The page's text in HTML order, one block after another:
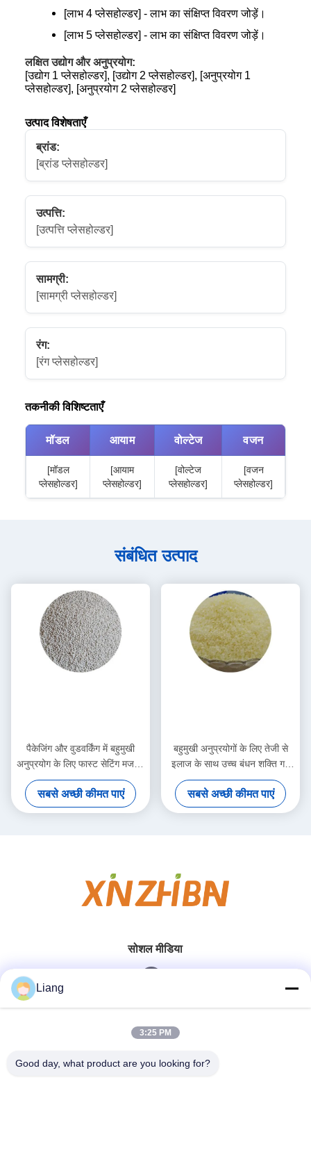
[लाभ 4 प्लेसहोल्डर] - लाभ का संक्षिप्त विवरण जोड़ें।
[लाभ 5 प्लेसहोल्डर] - लाभ का संक्षिप्त विवरण जोड़ें।
लक्षित उद्योग और अनुप्रयोग:
[उद्योग 1 प्लेसहोल्डर], [उद्योग 2 प्लेसहोल्डर], [अनुप्रयोग 1
प्लेसहोल्डर], [अनुप्रयोग 2 प्लेसहोल्डर]
उत्पाद विशेषताएँ
ब्रांड:
[ब्रांड प्लेसहोल्डर]
उत्पत्ति:
[उत्पत्ति प्लेसहोल्डर]
सामग्री:
[सामग्री प्लेसहोल्डर]
रंग:
[रंग प्लेसहोल्डर]
तकनीकी विशिष्टताएँ
मॉडल आयाम वोल्टेज वजन
[मॉडल
प्लेसहोल्डर]
[आयाम
प्लेसहोल्डर]
[वोल्टेज
प्लेसहोल्डर]
[वजन
प्लेसहोल्डर]
संबंधित उत्पाद
पैकेजिंग और वुडवर्किंग में बहुमुखी
अनुप्रयोग के लिए फास्ट सेटिंग मजबूत
आसंजन हॉट मेल्ट एडहेसिव
सबसे अच्छी कीमत पाएं
बहुमुखी अनुप्रयोगों के लिए तेजी से
इलाज के साथ उच्च बंधन शक्ति गर्म
पिघल चिपकने वाला
सबसे अच्छी कीमत पाएं
सोशल मीडिया
त्वरित संपर्क करें
Liang
3:25 PM
Good day, what product are you looking for?